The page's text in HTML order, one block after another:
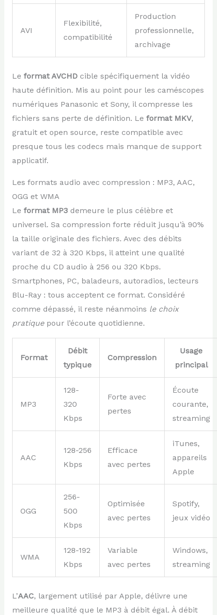
AVI
Flexibilité,
compatibilité
Production
professionnelle,
archivage
Le format AVCHDcible spécifiquement la vidéo
haute définition. Mis au point pour les caméscopes
numériques Panasonic et Sony, il compresse les
fichiers sans perte de définition. Le format MKV,
gratuit et open source, reste compatible avec
presque tous les codecs mais manque de support
applicatif.
Les formats audio avec compression : MP3, AAC,
OGG et WMA
Le format MP3demeure le plus célèbre et
universel. Sa compression forte réduit jusqu’à 90%
la taille originale des fichiers. Avec des débits
variant de 32 à 320 Kbps, il atteint une qualité
proche du CD audio à 256 ou 320 Kbps.
Smartphones, PC, baladeurs, autoradios, lecteurs
Blu-Ray : tous acceptent ce format. Considéré
comme dépassé, il reste néanmoins le choix
pratiquepour l’écoute quotidienne.
Format
Débit
typique
Compression
Usage
principal
MP3
128-
320
Kbps
Forte avec
pertes
Écoute
courante,
streaming
AAC
128-256
Kbps
Efficace
avec pertes
iTunes,
appareils
Apple
OGG
256-
500
Kbps
Optimisée
avec pertes
Spotify,
jeux vidéo
WMA
128-192
Kbps
Variable
avec pertes
Windows,
streaming
L’AAC, largement utilisé par Apple, délivre une
meilleure qualité que le MP3 à débit égal. À débit